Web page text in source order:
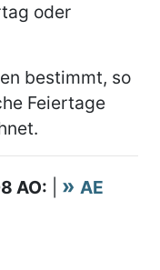
oder
bestimmt, so
Feiertage
AO:
AE